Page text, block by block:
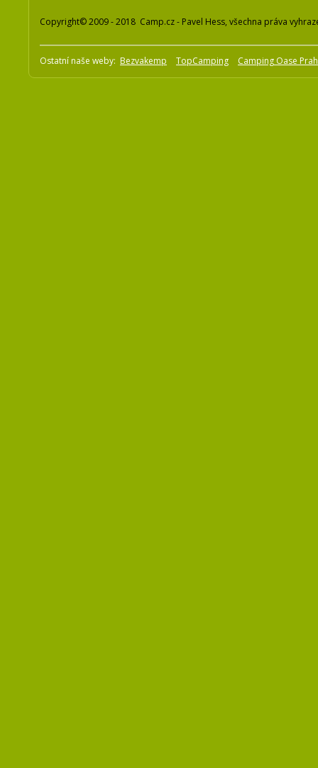
Copyright© 2009 - 2018 Camp.cz - Pavel Hess, všechna práva
Ostatní naše weby: Bezvakemp TopCamping Camping Oase